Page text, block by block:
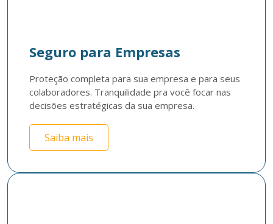
Seguro para Empresas
Proteção completa para sua empresa e para seus
colaboradores. Tranquilidade pra você focar nas
decisões estratégicas da sua empresa.
Saiba mais